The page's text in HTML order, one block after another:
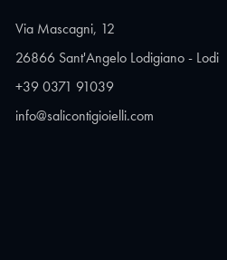
Via Mascagni, 12
26866 Sant'Angelo Lodigiano - Lodi
+39 0371 91039
info@salicontigioielli.com